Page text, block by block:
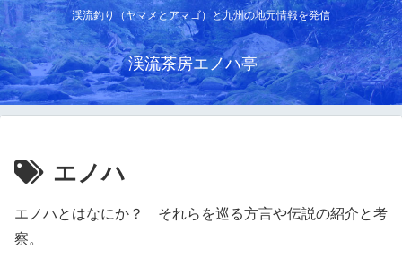
渓流釣り（ヤマメとアマゴ）と九州の地元情報を発信
渓流茶房エノハ亭
エノハ
エノハとはなにか？ それらを巡る方言や伝説の紹介と考
察。